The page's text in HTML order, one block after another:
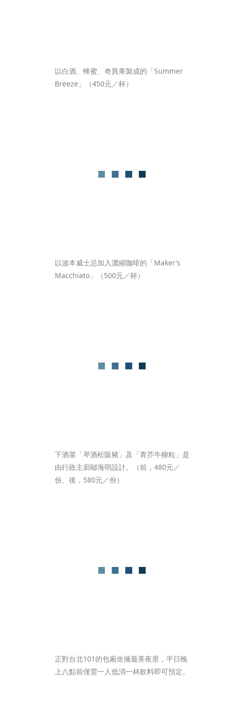
以白酒、蜂蜜、奇異果製成的「Summer
Breeze」（450元／杯）
以波本威士忌加入濃縮咖啡的「Maker’s
Macchiato」（500元／杯）
下酒菜「琴酒松阪豬」及「青芥牛柳粒」是
由行政主廚鄔海明設計。（前，480元／
份、後，580元／份）
正對台北101的包廂坐擁最美夜景，平日晚
上八點前僅需一人低消一杯飲料即可預定。